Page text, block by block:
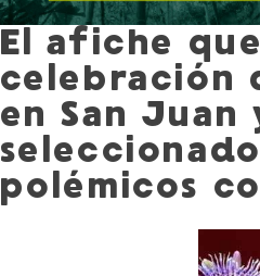
El afiche
celebración
en San Juan
polémicos